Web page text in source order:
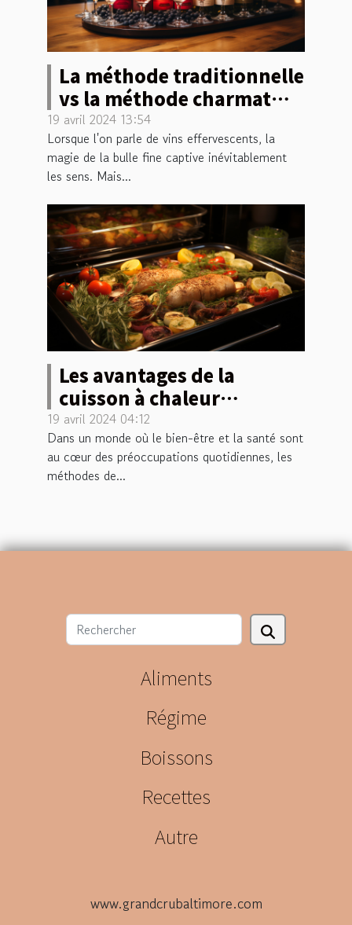
La méthode traditionnelle
vs la méthode charmat
pour les vins effervescents
19 avril 2024 13:54
Lorsque l'on parle de vins effervescents, la
magie de la bulle fine captive inévitablement
les sens. Mais...
Les avantages de la
cuisson à chaleur
tournante pour une
alimentation saine
19 avril 2024 04:12
Dans un monde où le bien-être et la santé sont
au cœur des préoccupations quotidiennes, les
méthodes de...
Aliments
Régime
Boissons
Recettes
Autre
www.grandcrubaltimore.com